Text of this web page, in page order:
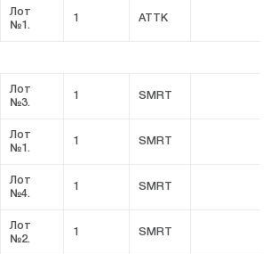
Лот
№1.
1 ATTK
Лот
№3.
1 SMRT
Лот
№1.
1 SMRT
Лот
№4.
1 SMRT
Лот
№2.
1 SMRT